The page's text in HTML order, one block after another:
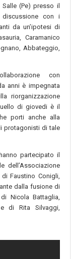
(Pe) presso il
discussione con i
da un’ipotesi di
Caramanico
Abbateggio,
con
anni è impegnata
riorganizzazione
di giovedi è il
porti anche alla
protagonisti di tale
partecipato il
dell’Associazione
Faustino Conigli,
dalla fusione di
Nicola Battaglia,
di Rita Silvaggi,